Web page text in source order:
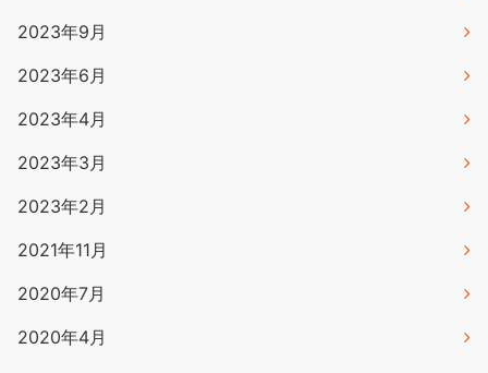
2023年9月
2023年6月
2023年4月
2023年3月
2023年2月
2021年11月
2020年7月
2020年4月